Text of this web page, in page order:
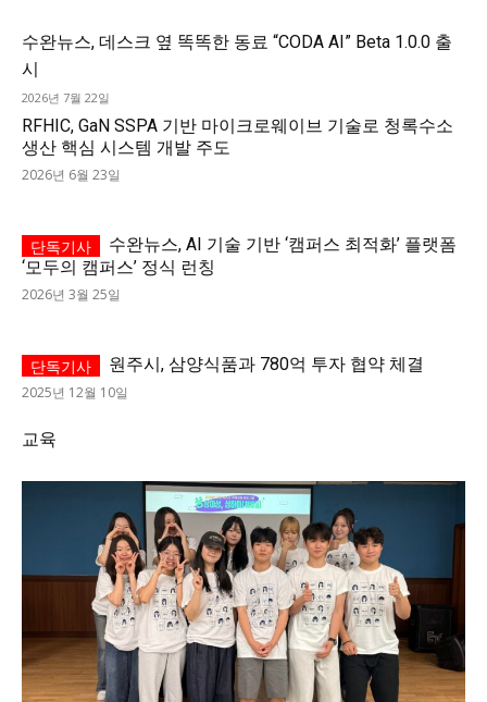
수완뉴스, 데스크 옆 똑똑한 동료 “CODA AI” Beta 1.0.0 출
시
2026년 7월 22일
RFHIC, GaN SSPA 기반 마이크로웨이브 기술로 청록수소
생산 핵심 시스템 개발 주도
2026년 6월 23일
수완뉴스, AI 기술 기반 ‘캠퍼스 최적화’ 플랫폼
‘모두의 캠퍼스’ 정식 런칭
2026년 3월 25일
원주시, 삼양식품과 780억 투자 협약 체결
2025년 12월 10일
교육